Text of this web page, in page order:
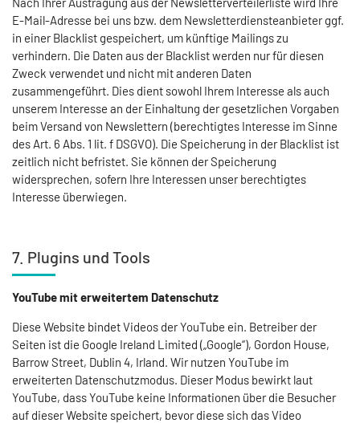
E-Mail-Adresse bei uns bzw. dem Newsletterdiensteanbieter ggf.
in einer Blacklist gespeichert, um künftige Mailings zu
verhindern. Die Daten aus der Blacklist werden nur für diesen
Zweck verwendet und nicht mit anderen Daten
zusammengeführt. Dies dient sowohl Ihrem Interesse als auch
unserem Interesse an der Einhaltung der gesetzlichen Vorgaben
beim Versand von Newslettern (berechtigtes Interesse im Sinne
des Art. 6 Abs. 1 lit. f DSGVO). Die Speicherung in der Blacklist ist
zeitlich nicht befristet. Sie können der Speicherung
widersprechen, sofern Ihre Interessen unser berechtigtes
Interesse überwiegen.
7. Plugins und Tools
YouTube mit erweitertem Datenschutz
Diese Website bindet Videos der YouTube ein. Betreiber der
Seiten ist die Google Ireland Limited („Google“), Gordon House,
Barrow Street, Dublin 4, Irland. Wir nutzen YouTube im
erweiterten Datenschutzmodus. Dieser Modus bewirkt laut
YouTube, dass YouTube keine Informationen über die Besucher
auf dieser Website speichert, bevor diese sich das Video